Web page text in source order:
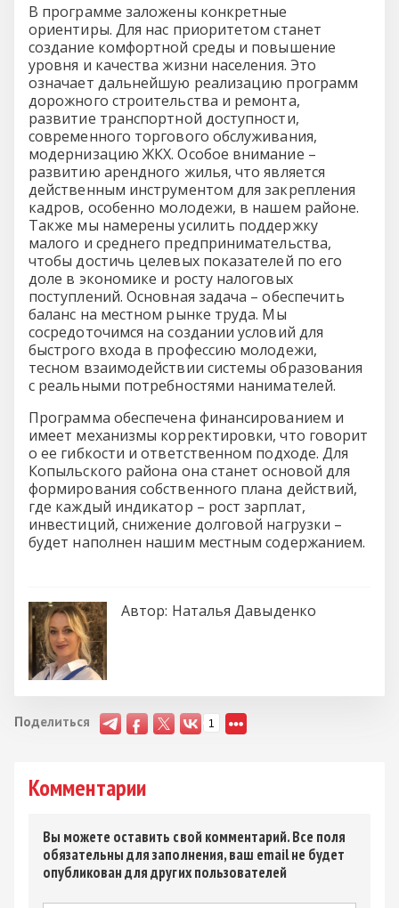
В программе заложены конкретные
ориентиры. Для нас приоритетом станет
создание комфортной среды и повышение
уровня и качества жизни населения. Это
означает дальнейшую реализацию программ
дорожного строительства и ремонта,
развитие транспортной доступности,
современного торгового обслуживания,
модернизацию ЖКХ. Особое внимание –
развитию арендного жилья, что является
действенным инструментом для закрепления
кадров, особенно молодежи, в нашем районе.
Также мы намерены усилить поддержку
малого и среднего предпринимательства,
чтобы достичь целевых показателей по его
доле в экономике и росту налоговых
поступлений. Основная задача – обеспечить
баланс на местном рынке труда. Мы
сосредоточимся на создании условий для
быстрого входа в профессию молодежи,
тесном взаимодействии системы образования
с реальными потребностями нанимателей.
Программа обеспечена финансированием и
имеет механизмы корректировки, что говорит
о ее гибкости и ответственном подходе. Для
Копыльского района она станет основой для
формирования собственного плана действий,
где каждый индикатор – рост зарплат,
инвестиций, снижение долговой нагрузки –
будет наполнен нашим местным содержанием.
Автор: Наталья Давыденко
Поделиться 1
Комментарии
Вы можете оставить свой комментарий. Все поля
обязательны для заполнения, ваш email не будет
опубликован для других пользователей